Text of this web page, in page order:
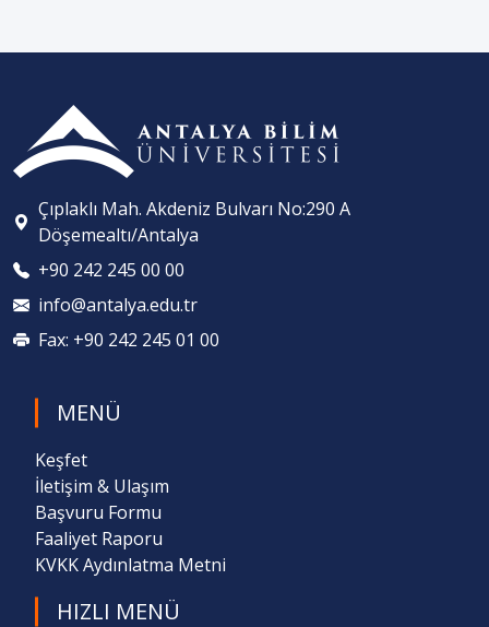
Çıplaklı Mah. Akdeniz Bulvarı No:290 A
Döşemealtı/Antalya
+90 242 245 00 00
info@antalya.edu.tr
Fax: +90 242 245 01 00
MENÜ
Keşfet
İletişim & Ulaşım
Başvuru Formu
Faaliyet Raporu
KVKK Aydınlatma Metni
HIZLI MENÜ